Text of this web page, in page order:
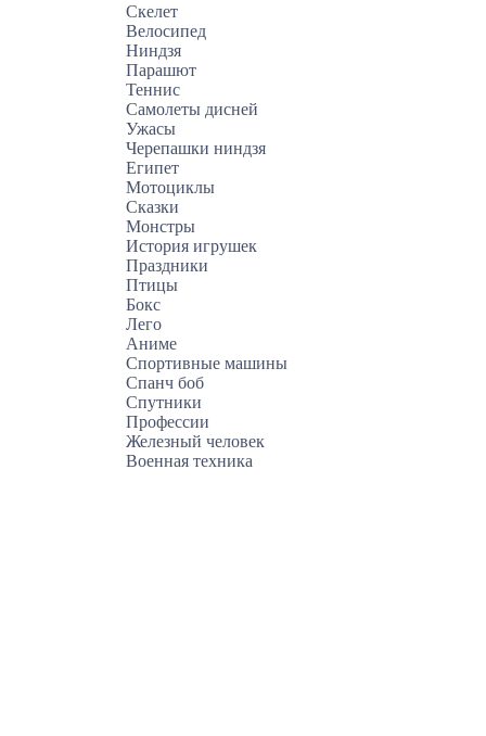
Скелет
Велосипед
Ниндзя
Парашют
Теннис
Самолеты дисней
Ужасы
Черепашки ниндзя
Египет
Мотоциклы
Сказки
Монстры
История игрушек
Праздники
Птицы
Бокс
Лего
Аниме
Спортивные машины
Спанч боб
Спутники
Профессии
Железный человек
Военная техника